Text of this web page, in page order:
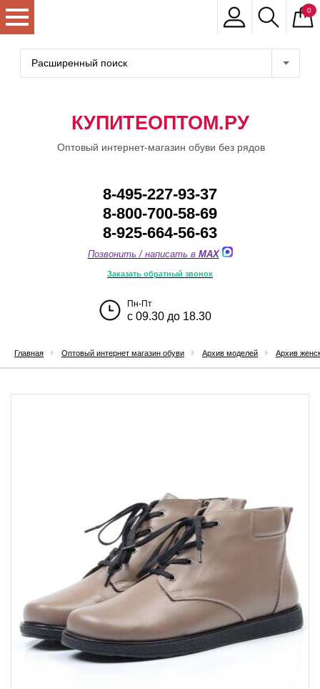
0
Расширенный поиск
КУПИТЕОПТОМ.РУ
Оптовый интернет-магазин обуви без рядов
8-495-227-93-37
8-800-700-58-69
8-925-664-56-63
Позвонить / написать в MAX
Заказать обратный звонок
Пн-Пт
с 09.30 до 18.30
Главная Оптовый интернет магазин обуви Архив моделей Архив